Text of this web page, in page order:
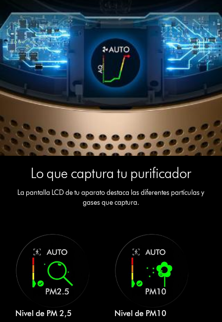
Lo que captura tu purificador
La pantalla LCD de tu aparato destaca las diferentes partículas y
gases que captura.
Nivel de PM 2,5 Nivel de PM10